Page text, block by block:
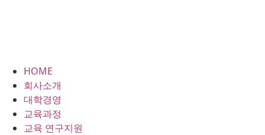
HOME
회사소개
대학경영
교육과정
교육 연구지원